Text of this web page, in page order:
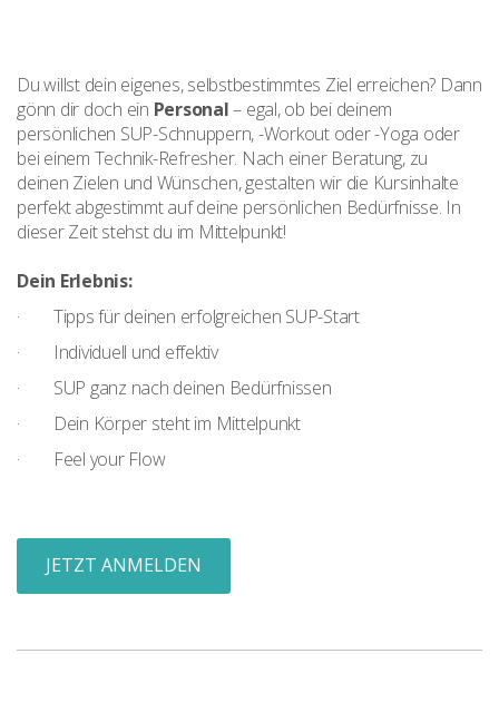
Du willst dein eigenes, selbstbestimmtes Ziel erreichen? Dann
gönn dir doch ein Personal– egal, ob bei deinem
persönlichen SUP-Schnuppern, -Workout oder -Yoga oder
bei einem Technik-Refresher. Nach einer Beratung, zu
deinen Zielen und Wünschen, gestalten wir die Kursinhalte
perfekt abgestimmt auf deine persönlichen Bedürfnisse. In
dieser Zeit stehst du im Mittelpunkt!
Dein Erlebnis:
· Tipps für deinen erfolgreichen SUP-Start
· Individuell und effektiv
· SUP ganz nach deinen Bedürfnissen
· Dein Körper steht im Mittelpunkt
· Feel your Flow
JETZT ANMELDEN